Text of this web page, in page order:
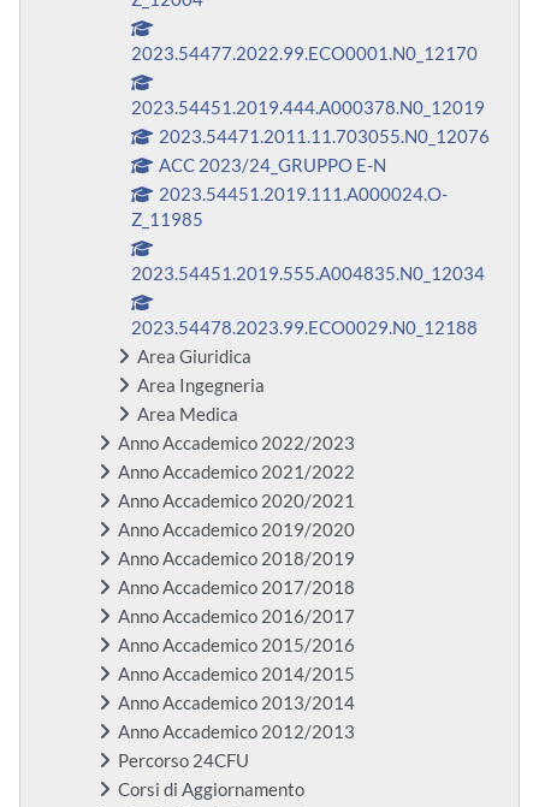
2023.54477.2022.99.ECO0001.N0_12170
2023.54451.2019.444.A000378.N0_12019
2023.54471.2011.11.703055.N0_12076
ACC 2023/24_GRUPPO E-N
2023.54451.2019.111.A000024.O-
Z_11985
2023.54451.2019.555.A004835.N0_12034
2023.54478.2023.99.ECO0029.N0_12188
Area Giuridica
Area Ingegneria
Area Medica
Anno Accademico 2022/2023
Anno Accademico 2021/2022
Anno Accademico 2020/2021
Anno Accademico 2019/2020
Anno Accademico 2018/2019
Anno Accademico 2017/2018
Anno Accademico 2016/2017
Anno Accademico 2015/2016
Anno Accademico 2014/2015
Anno Accademico 2013/2014
Anno Accademico 2012/2013
Percorso 24CFU
Corsi di Aggiornamento